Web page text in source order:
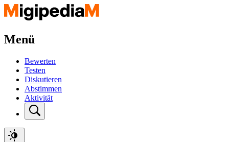
Menü
Bewerten
Testen
Diskutieren
Abstimmen
Aktivität